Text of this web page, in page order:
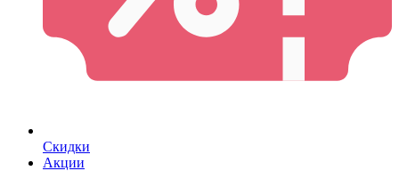
Скидки
Акции